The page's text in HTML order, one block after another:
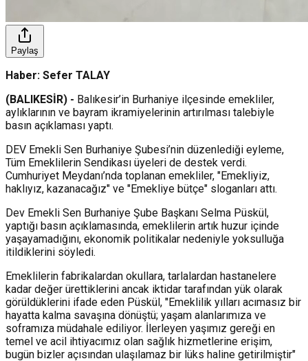
Paylaş
Haber: Sefer TALAY
(BALIKESİR) - Balıkesir’in Burhaniye ilçesinde emekliler,
aylıklarının ve bayram ikramiyelerinin artırılması talebiyle
basın açıklaması yaptı.
DEV Emekli Sen Burhaniye Şubesi’nin düzenlediği eyleme,
Tüm Emeklilerin Sendikası üyeleri de destek verdi.
Cumhuriyet Meydanı’nda toplanan emekliler, "Emekliyiz,
haklıyız, kazanacağız" ve "Emekliye bütçe" sloganları attı.
Dev Emekli Sen Burhaniye Şube Başkanı Selma Püskül,
yaptığı basın açıklamasında, emeklilerin artık huzur içinde
yaşayamadığını, ekonomik politikalar nedeniyle yoksulluğa
itildiklerini söyledi.
Emeklilerin fabrikalardan okullara, tarlalardan hastanelere
kadar değer ürettiklerini ancak iktidar tarafından yük olarak
görüldüklerini ifade eden Püskül, "Emeklilik yılları acımasız bir
hayatta kalma savaşına dönüştü; yaşam alanlarımıza ve
soframıza müdahale ediliyor. İlerleyen yaşımız gereği en
temel ve acil ihtiyacımız olan sağlık hizmetlerine erişim,
bugün bizler açısından ulaşılamaz bir lüks haline getirilmiştir"